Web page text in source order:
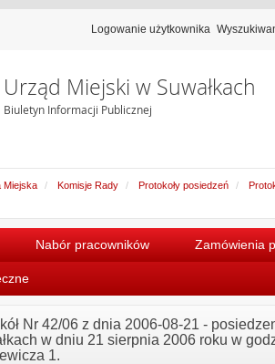
Logowanie użytkownika
Urząd Miejski w Suwałkach
Biuletyn Informacji Publicznej
Miejska Komisje Rady Protokoły posiedzeń
Nabór pracowników Zamówienia
Nr 42/06 z dnia 2006-08-21 -
w dniu 21 sierpnia 2006 roku w
1.